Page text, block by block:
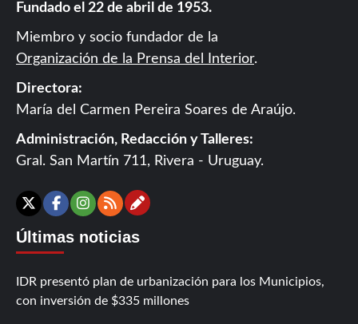
Fundado el 22 de abril de 1953.
Miembro y socio fundador de la
Organización de la Prensa del Interior.
Directora:
María del Carmen Pereira Soares de Araújo.
Administración, Redacción y Talleres:
Gral. San Martín 711, Rivera - Uruguay.
X Facebook
Instagram
RSSContáctanos
Últimas noticias
IDR presentó plan de urbanización para los Municipios,
con inversión de $335 millones